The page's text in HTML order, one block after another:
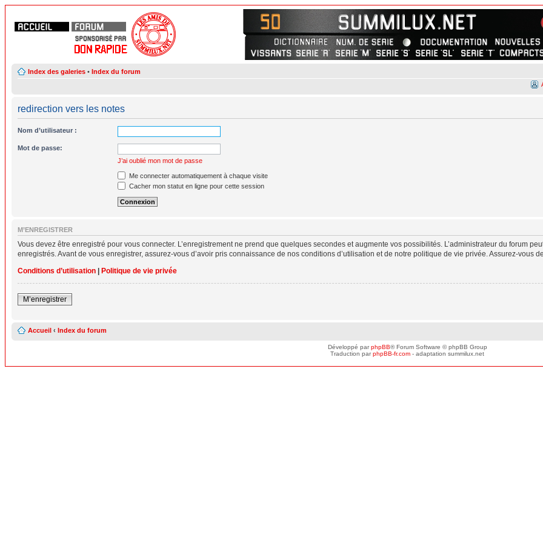
Index des galeries • Index du forum
redirection vers les notes
Nom d’utilisateur :
Mot de passe:
J’ai oublié mon mot de passe
Me connecter automatiquement à chaque visite
Cacher mon statut en ligne pour cette session
M’ENREGISTRER
Vous devez être enregistré pour vous connecter. L’enregistrement ne prend que quelques secondes et augmente vos possibilités. L’administrateur du forum
enregistrés. Avant de vous enregistrer, assurez-vous d’avoir pris connaissance de nos conditions d’utilisation et de notre politique de vie privée. Assurez-vous
Conditions d’utilisation | Politique de vie privée
M’enregistrer
Accueil ‹ Index du forum
Développé parphpBB® Forum Software © phpBB Group
Traduction parphpBB-fr.com - adaptation summilux.net